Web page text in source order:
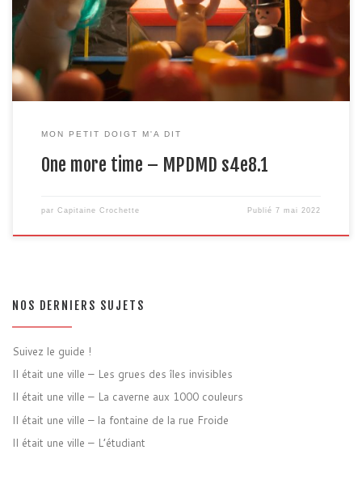
qui s’appelle Renaissance*. * Pour ceux qui dormaient en classe
d’histoire en 5e et 4e, la […]
MON PETIT DOIGT M'A DIT
One more time – MPDMD s4e8.1
par Capitaine Crochette Publié7 mai 2022
NOS DERNIERS SUJETS
Suivez le guide !
Il était une ville – Les grues des îles invisibles
Il était une ville – La caverne aux 1000 couleurs
Il était une ville – la fontaine de la rue Froide
Il était une ville – L’étudiant